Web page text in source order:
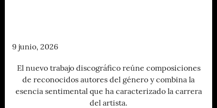
9 junio, 2026
El nuevo trabajo discográfico reúne composiciones
de reconocidos autores del género y combina la
esencia sentimental que ha caracterizado la carrera
del artista.